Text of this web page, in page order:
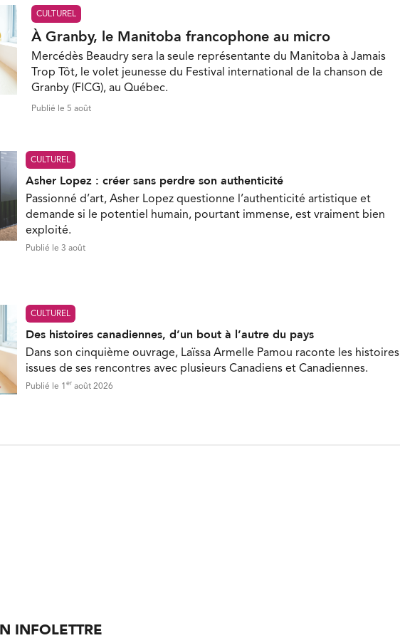
CULTUREL
À Granby, le Manitoba francophone au micro
Mercédès Beaudry sera la seule représentante du Manitoba à Jamais
Trop Tôt, le volet jeunesse du Festival international de la chanson de
Granby (FICG), au Québec.
Publié le 5 août
CULTUREL
Asher Lopez : créer sans perdre son authenticité
Passionné d’art, Asher Lopez questionne l’authenticité artistique et
demande si le potentiel humain, pourtant immense, est vraiment bien
exploité.
Publié le 3 août
CULTUREL
Des histoires canadiennes, d’un bout à l’autre du pays
Dans son cinquième ouvrage, Laïssa Armelle Pamou raconte les histoires
issues de ses rencontres avec plusieurs Canadiens et Canadiennes.
Publié le 1 er août 2026